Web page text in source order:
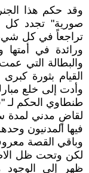
وقد حكم هذا
صورية" تجدد كل
تراجعاً في كل شيء
ورائدة في أمتها
والبطالة التي
القيام بثورة
وأدت إلى خلع
طنطاوي الحكم لـ
لقاضٍ مدني لمدة
فيها المدنيون
وباقي القصة
لكن وتحت ظل
ظهر إلى الوجود